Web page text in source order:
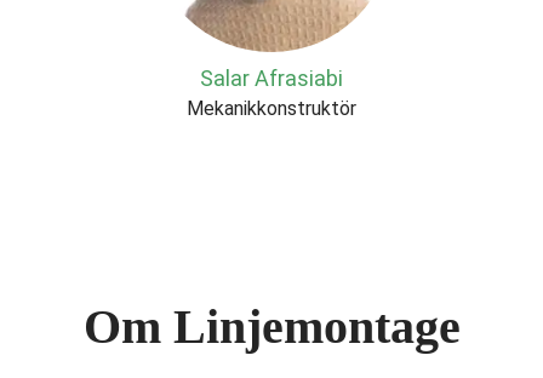
Salar Afrasiabi
Mekanikkonstruktör
Om Linjemontage